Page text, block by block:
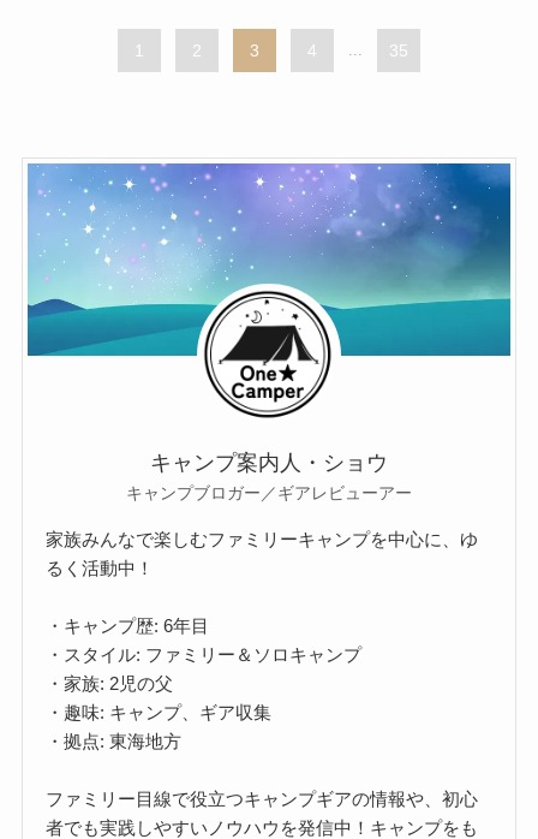
1 2 3 4 ... 35
キャンプ案内人・ショウ
キャンプブロガー／ギアレビューアー
家族みんなで楽しむファミリーキャンプを中心に、ゆ
るく活動中！
・キャンプ歴: 6年目
・スタイル: ファミリー＆ソロキャンプ
・家族: 2児の父
・趣味: キャンプ、ギア収集
・拠点: 東海地方
ファミリー目線で役立つキャンプギアの情報や、初心
者でも実践しやすいノウハウを発信中！キャンプをも